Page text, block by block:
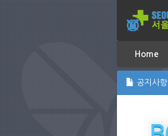
Home
공지사항